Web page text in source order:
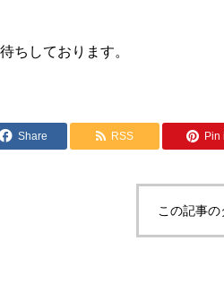
ちしております。
Share RSS Pin
この記事